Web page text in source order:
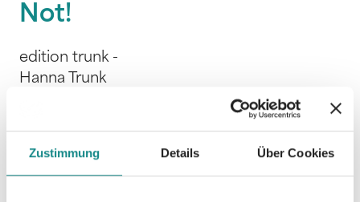
Zustimmung Details Über Cookies
Not!
edition trunk -
Hanna Trunk